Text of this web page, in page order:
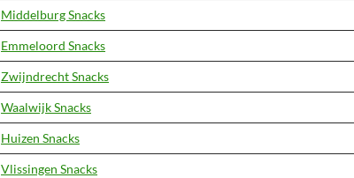
Middelburg Snacks
Emmeloord Snacks
Zwijndrecht Snacks
Waalwijk Snacks
Huizen Snacks
Vlissingen Snacks